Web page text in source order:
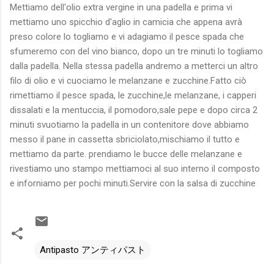
Mettiamo dell'olio extra vergine in una padella e prima vi
mettiamo uno spicchio d'aglio in camicia che appena avrà
preso colore lo togliamo e vi adagiamo il pesce spada che
sfumeremo con del vino bianco, dopo un tre minuti lo togliamo
dalla padella. Nella stessa padella andremo a metterci un altro
filo di olio e vi cuociamo le melanzane e zucchine.Fatto ciò
rimettiamo il pesce spada, le zucchine,le melanzane, i capperi
dissalati e la mentuccia, il pomodoro,sale pepe e dopo circa 2
minuti svuotiamo la padella in un contenitore dove abbiamo
messo il pane in cassetta sbriciolato,mischiamo il tutto e
mettiamo da parte. prendiamo le bucce delle melanzane e
rivestiamo uno stampo mettiamoci al suo interno il composto
e inforniamo per pochi minuti.Servire con la salsa di zucchine
Antipasto アンティパスト